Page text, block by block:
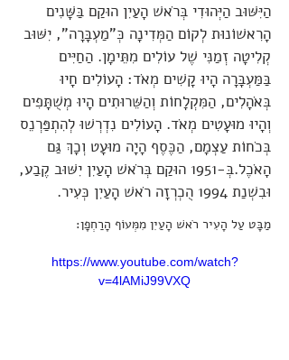
הַיִּשּׁוּב הַיְּהוּדִי בְּרֹאשׁ הָעַיִן הוּקַם בַּשָּׁנִים
הָרִאשׁוֹנוּת לְקוֹם הַמְּדִינָה כְּ"מַעְבָּרָה", יִשּׁוּב
קְלִיטָה זְמַנִּי שֶׁל עוֹלִים מִתֵּימָן. הַחַיִּים
בַּמַּעְבָּרָה הָיוּ קָשִׁים מְאֹד: הָעוֹלִים חָיוּ
בְּאֹהָלִים, הַמִּקְלָחוֹת וְהַשֵּׁרוּתִים הָיוּ מְשֻׁתָּפִים
וְהָיוּ מוּעָטִים מְאֹד. הָעוֹלִים נִדְרְשׁוּ לְהִתְפַּרְנֵס
בְּכֹחוֹת עַצְמָם, הַכֶּסֶף הָיָה מוּעָט וְכָךְ גַּם
הָאֹכֶל.בְּ-1951 הוּקַם בְּרֹאשׁ הָעַיִן יִשּׁוּב קֶבַע,
וּבִשְׁנַת 1994 הֻכְרְזָה רֹאשׁ הָעַיִן כְּעִיר.
מַבָּט עַל הָעִיר רֹאשׁ הָעַיִן מִמְּעוֹף הָרַחְפָן:
https://www.youtube.com/watch?
v=4lAMiJ99VXQ